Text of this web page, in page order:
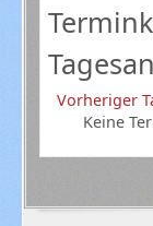
Vorheriger
Keine